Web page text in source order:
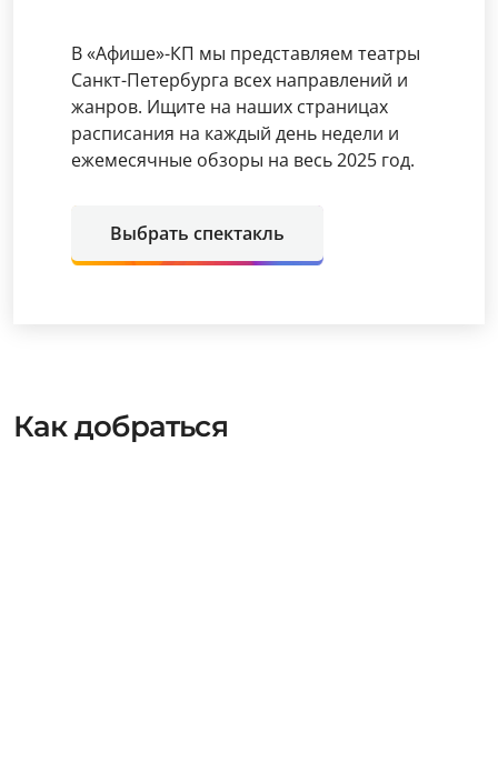
В «Афише»-КП мы представляем театры
Санкт-Петербурга всех направлений и
жанров. Ищите на наших страницах
расписания на каждый день недели и
ежемесячные обзоры на весь 2025 год.
Выбрать спектакль
Как добраться